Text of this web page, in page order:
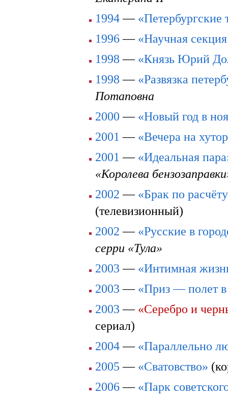
1994— «Петербургские
1996— «Научная
1998 — «Князь Юрий
1998 — «Развязка
Потаповна
2000 — «Новый год в
2001 — «Вечера на
2001 — «Идеальная
«Королева
2002 — «Брак по
(телевизионный)
2002 — «Русские в
серри «Тула»
2003 — «Интимная
2003 — «Приз — полет
2003 — «Серебро и
сериал)
2004— «Параллельно
2005 — «Сватовство»
2006— «Парк